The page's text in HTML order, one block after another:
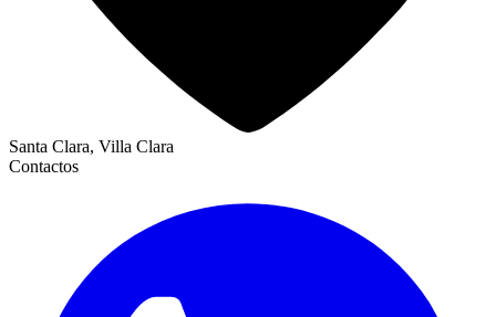
Santa Clara, Villa Clara
Contactos